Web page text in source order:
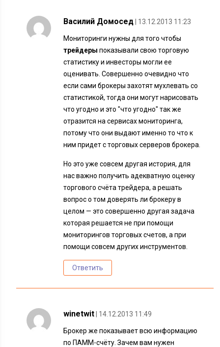
Василий Домосед | 13.12.2013 11:23
Мониторинги нужны для того чтобы
трейдеры показывали свою торговую
статистику и инвесторы могли ее
оценивать. Совершенно очевидно что
если сами брокеры захотят мухлевать со
статистикой, тогда они могут нарисовать
что угодно и это "что угодно" так же
отразится на сервисах мониторинга,
потому что они выдают именно то что к
ним придет с торговых серверов брокера.
Но это уже совсем другая история, для
нас важно получить адекватную оценку
торгового счёта трейдера, а решать
вопрос о том доверять ли брокеру в
целом — это совершенно другая задача
которая решается не при помощи
мониторингов торговых счетов, а при
помощи совсем других инструментов.
Ответить
winetwit | 14.12.2013 11:49
Брокер же показывает всю информацию
по ПАММ-счёту. Зачем вам нужен